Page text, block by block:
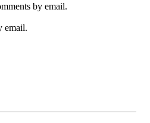
by email.
email.